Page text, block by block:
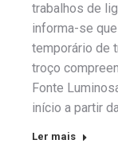
trabalhos de
informa-se
temporário de
troço
Fonte
início a partir
Ler mais